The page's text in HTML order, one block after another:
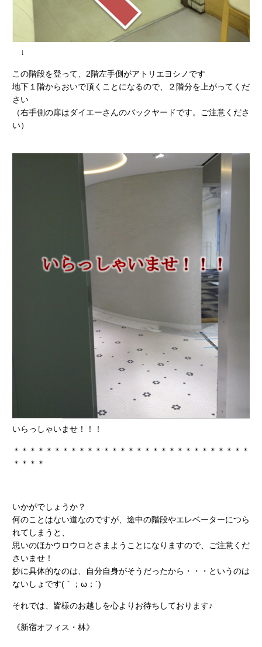
↓
この階段を登って、2階左手側がアトリエヨシノです
地下１階からおいで頂くことになるので、２階分を上がってくだ
さい
（右手側の扉はダイエーさんのバックヤードです。ご注意くださ
い）
いらっしゃいませ！！！
＊＊＊＊＊＊＊＊＊＊＊＊＊＊＊＊＊＊＊＊＊＊＊＊＊＊＊＊＊
＊＊＊＊
いかがでしょうか？
何のことはない道なのですが、途中の階段やエレベーターにつら
れてしまうと、
思いのほかウロウロとさまようことになりますので、ご注意くだ
さいませ！
妙に具体的なのは、自分自身がそうだったから・・・というのは
ないしょです(｀；ω；´)
それでは、皆様のお越しを心よりお待ちしております♪
《新宿オフィス・林》